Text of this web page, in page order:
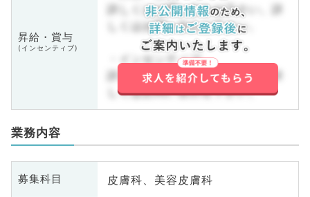
昇給・賞与
(インセンティブ)
詳しくはお問い合わせ下さい。詳
しくはお問い合わせ下さい。
・インセンティブ
詳しくはお問い合わせ下さい。詳
しくはお問い合わせ下さい。
業務内容
募集科目 皮膚科、美容皮膚科